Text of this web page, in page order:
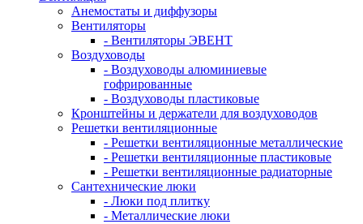
Анемостаты и диффузоры
Вентиляторы
- Вентиляторы ЭВЕНТ
Воздуховоды
- Воздуховоды алюминиевые
гофрированные
- Воздуховоды пластиковые
Кронштейны и держатели для воздуховодов
Решетки вентиляционные
- Решетки вентиляционные металлические
- Решетки вентиляционные пластиковые
- Решетки вентиляционные радиаторные
Сантехнические люки
- Люки под плитку
- Металлические люки